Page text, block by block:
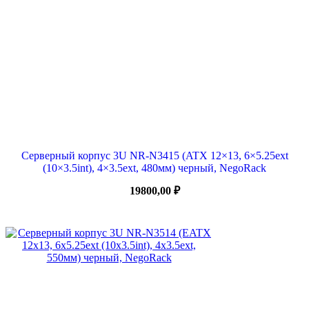
Серверный корпус 3U NR-N3415 (ATX 12×13, 6×5.25ext
(10×3.5int), 4×3.5ext, 480мм) черный, NegoRack
19800,00 ₽